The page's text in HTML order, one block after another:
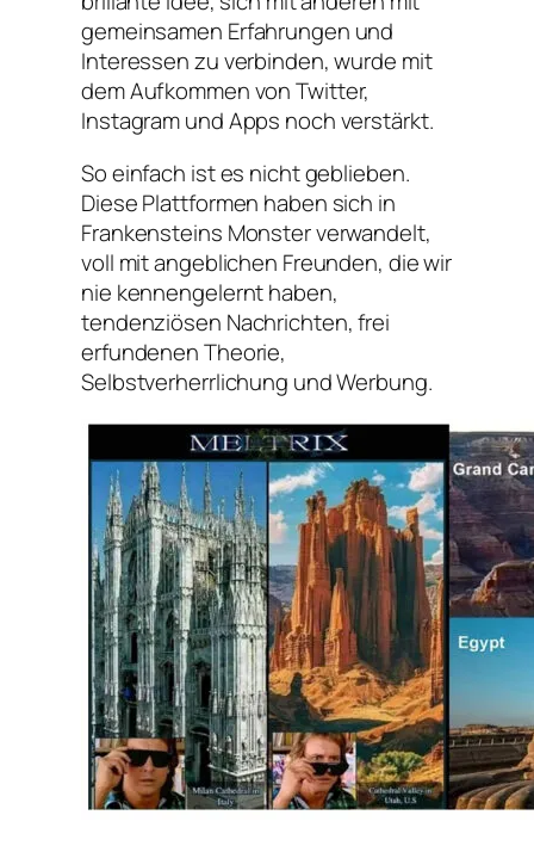
gemeinsamen Erfahrungen und
Interessen zu verbinden, wurde mit
dem Aufkommen von Twitter,
Instagram und Apps noch verstärkt.
So einfach ist es nicht geblieben.
Diese Plattformen haben sich in
Frankensteins Monster verwandelt,
voll mit angeblichen Freunden, die wir
nie kennengelernt haben,
tendenziösen Nachrichten, frei
erfundenen Theorie,
Selbstverherrlichung und Werbung.